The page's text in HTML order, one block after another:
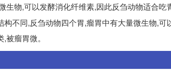
生物,可以发酵消化纤维素,因此反刍动物适合吃
不同,反刍动物四个胃,瘤胃中有大量微生物,可
瘤胃微。